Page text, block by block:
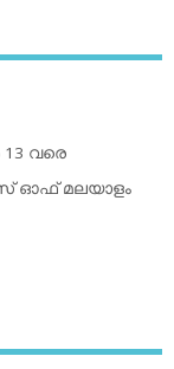
വരെ
ഓഫ് മലയാളം